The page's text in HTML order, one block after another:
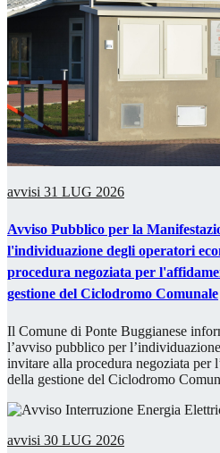
avvisi 31 LUG 2026
Avviso Pubblico per la
l'individuazione degli operatori
procedura negoziata per
gestione del Ciclodromo Comunale
Il Comune di Ponte Buggianese
l’avviso pubblico per
invitare alla procedura negoziata per
della gestione del Ciclodromo
avvisi 30 LUG 2026